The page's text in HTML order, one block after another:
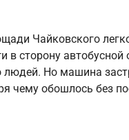
Чайковского
в сторону автобусной
людей. Но машина
чему обошлось без